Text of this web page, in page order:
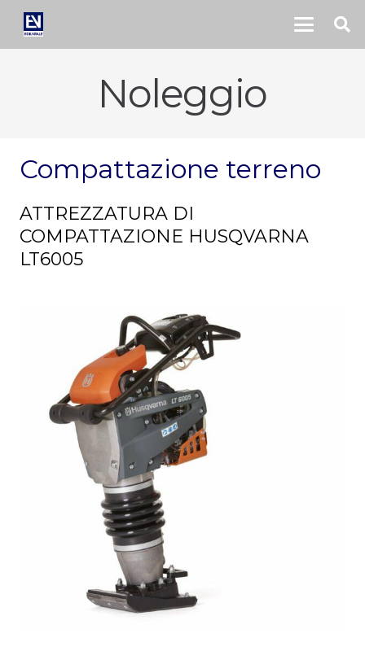
Noleggio
Compattazione terreno
ATTREZZATURA DI
COMPATTAZIONE HUSQVARNA
LT6005